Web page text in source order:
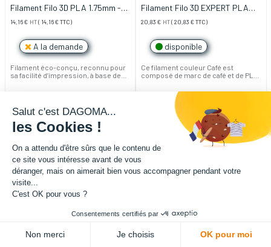
Filament Filo 3D PLA 1.75mm -
Bleu Nuit
14,16€ HT( 14,16€TTC)
A la demande
Filament éco-conçu, reconnu pour
sa facilité d’impression, à base de
Maritime).
Bobine de 500g.
Note : pour utiliser ce produit, il est
flasques, disponible dans notre
Filament Filo 3D EXPERT PLA
1.75mm 300g - Café
20,83 € HT( 20,83 €TTC)
disponible
Ce filament couleur Café est
composé de marc de café et de PLA
d'amidon de maïs). Fabriqué en
Seine-Maritime, il est coproduit et
100% biosourcé : sa couleur et
texture proviennent de la
revalorisation de déchets de marc
Ce filament fait partie de notre
spécifiques (retrouvez des conseils
d'impressions dans la description
nécessaire de prévoir une paire de
flasques, disponible dans notre
Salut c'est DAGOMA...
les Cookies !
On a attendu d'être sûrs que le contenu de
ce site vous intéresse avant de vous
déranger, mais on aimerait bien vous accompagner pendant votre
visite...
C'est OK pour vous ?
Consentements certifiés par
Non merci Je choisis OK pour moi